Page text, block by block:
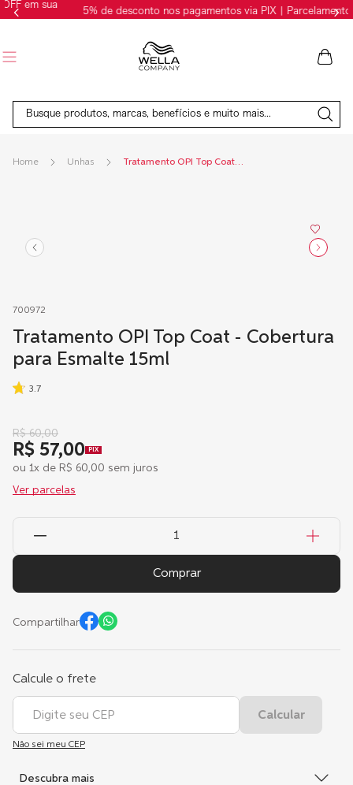
5% de desconto nos pagamentos via PIX | Parcelamentos em até 6x
Busque produtos, marcas, benefícios e muito mais...
Unhas Tratamento OPI Top Coat - Cobertura para Esmalte 15ml
700972
Tratamento OPI Top Coat - Cobertura
para Esmalte 15ml
3.7
R$ 60,00
R$ 57,00 PIX
ou 1x de R$ 60,00 sem juros
Ver parcelas
Comprar
Compartilhar
Não sei meu CEP
Descubra mais